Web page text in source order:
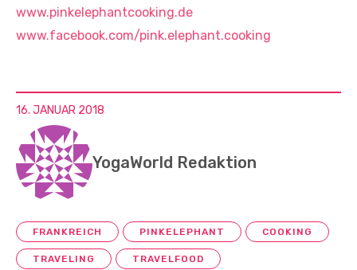
www.pinkelephantcooking.de
www.facebook.com/pink.elephant.cooking
16. JANUAR 2018
YogaWorld Redaktion
FRANKREICH PINKELEPHANT COOKING
TRAVELING TRAVELFOOD